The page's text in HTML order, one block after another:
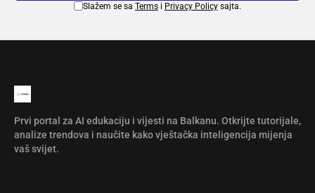
Slažem se sa Terms i Privacy Policy sajta.
Prvi portal za AI edukaciju i vijesti na Balkanu. Otkrijte tutorijale,
analize trendova i naučite kako vještačka inteligencija mijenja
vaš svijet.